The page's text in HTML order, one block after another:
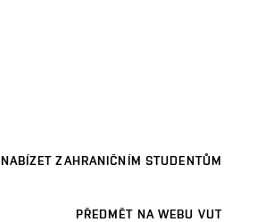
NABÍZET ZAHRANIČNÍM STUDENTŮM
PŘEDMĚT NA WEBU VUT